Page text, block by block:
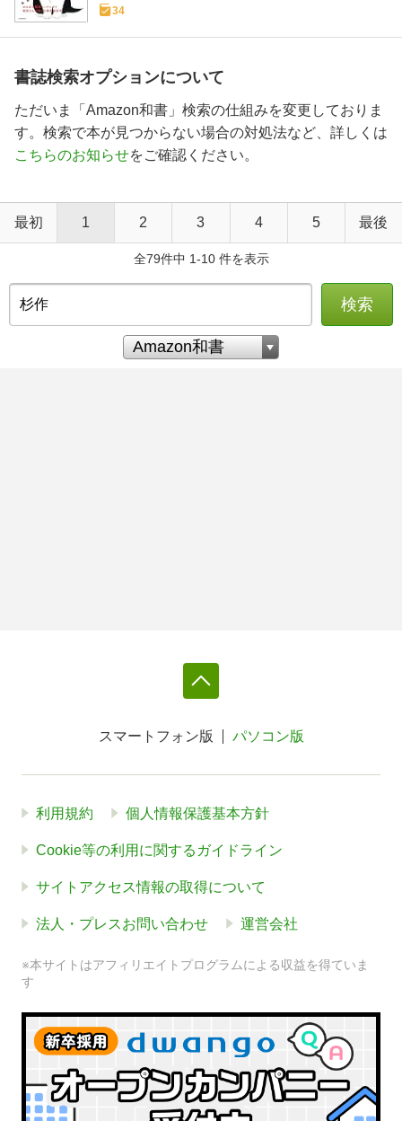
34
書誌検索オプションについて
ただいま「Amazon和書」検索の仕組みを変更しておりま
す。検索で本が見つからない場合の対処法など、詳しくは
こちらのお知らせをご確認ください。
最初 1 2 3 4 5 最後
全79件中 1-10 件を表示
検索
スマートフォン版 パソコン版
利用規約 個人情報保護基本方針
Cookie等の利用に関するガイドライン
サイトアクセス情報の取得について
法人・プレスお問い合わせ 運営会社
※本サイトはアフィリエイトプログラムによる収益を得ていま
す